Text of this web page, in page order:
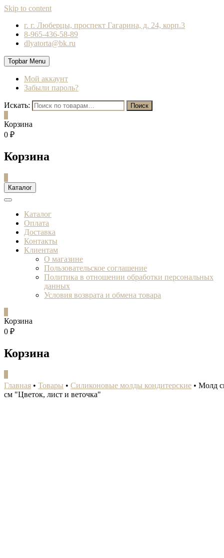
Skip to content
г. г. Люберцы, проспект Гагарина, д. 24, корп.3
8-965-436-58-89
dlyatorta@bk.ru
Topbar Menu
Мой аккаунт
Забыли пароль?
Искать: Поиск
Корзина
0 ₽
Корзина
Каталог
Каталог
Оплата
Доставка
Контакты
Клиентам
О магазине
Пользовательское соглашение
Политика в отношении обработки персональных
данных
Условия возврата и обмена товара
Корзина
0 ₽
Корзина
Главная • Товары • Силиконовые молды кондитерские • Молд
см "Цветок, лист и веточка"